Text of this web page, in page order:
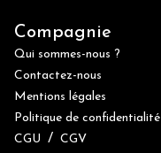
Compagnie
Qui sommes-nous ?
Contactez-nous
Mentions légales
Politique de confidentialité
CGU / CGV